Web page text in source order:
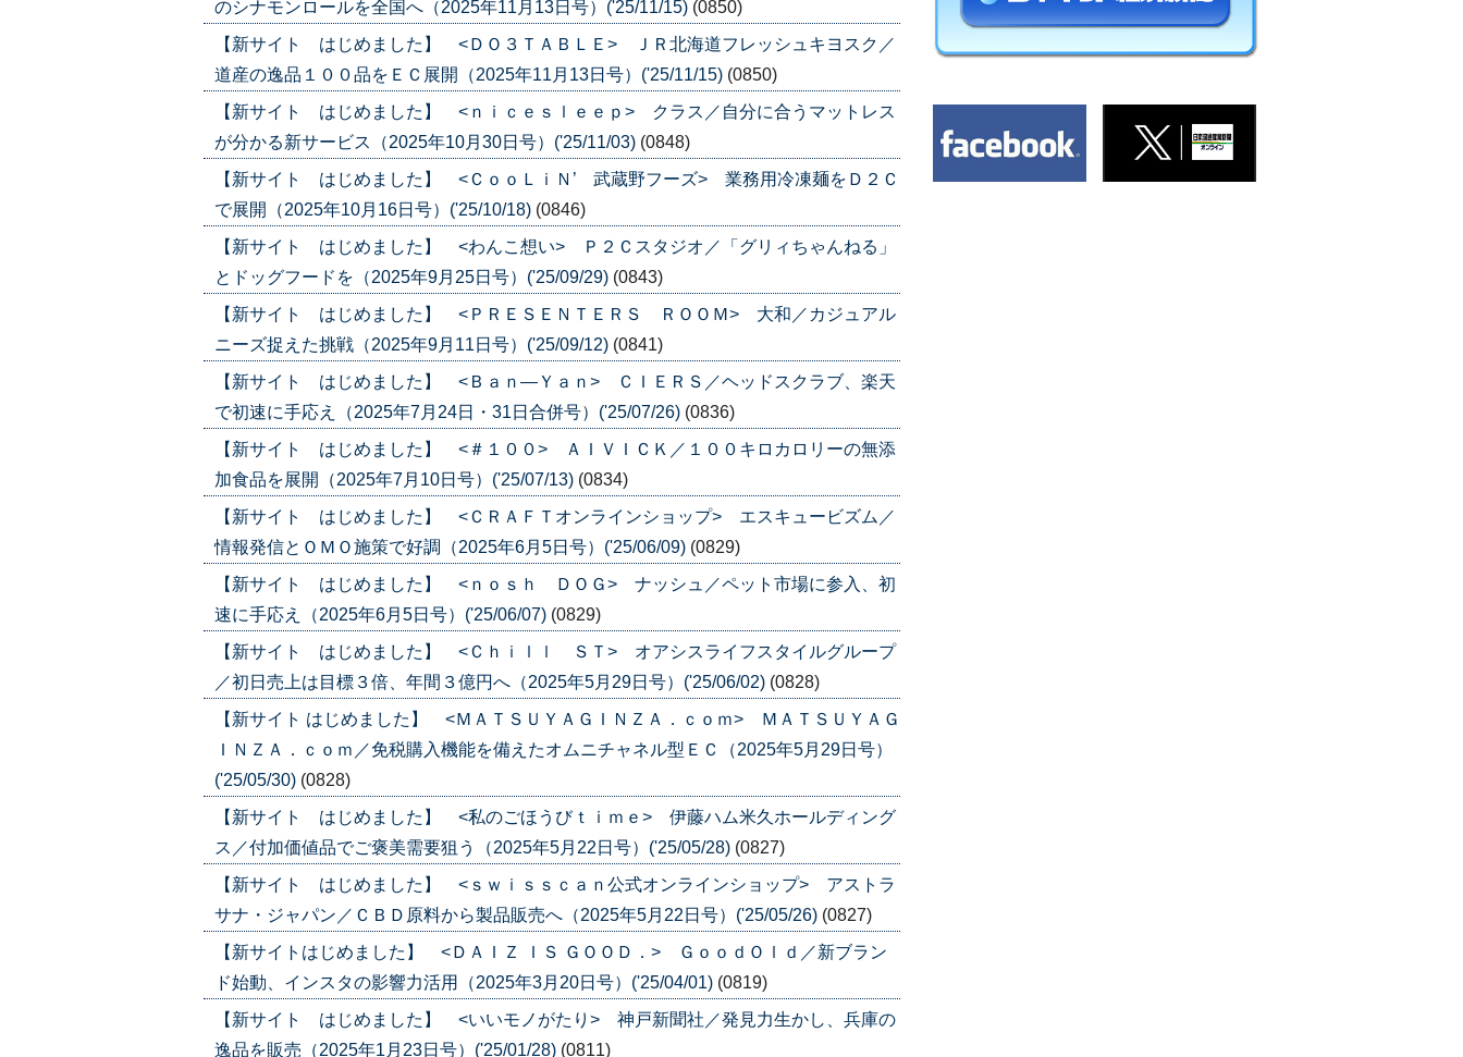
のシナモンロールを全国へ（2025年11月13日号）('25/11/15) (0850)
【新サイト はじめました】 <ＤＯ３ＴＡＢＬＥ> ＪＲ北海道フレッシュキヨスク／
道産の逸品１００品をＥＣ展開（2025年11月13日号）('25/11/15) (0850)
【新サイト はじめました】 <ｎｉｃｅｓｌｅｅｐ> クラス／自分に合うマットレス
が分かる新サービス（2025年10月30日号）('25/11/03) (0848)
【新サイト はじめました】 <ＣｏｏＬｉＮ’ 武蔵野フーズ> 業務用冷凍麺をＤ２Ｃ
で展開（2025年10月16日号）('25/10/18) (0846)
【新サイト はじめました】 <わんこ想い> Ｐ２Ｃスタジオ／「グリィちゃんねる」
とドッグフードを（2025年9月25日号）('25/09/29) (0843)
【新サイト はじめました】 <ＰＲＥＳＥＮＴＥＲＳ ＲＯＯＭ> 大和／カジュアル
ニーズ捉えた挑戦（2025年9月11日号）('25/09/12) (0841)
【新サイト はじめました】 <Ｂａｎ―Ｙａｎ> ＣＩＥＲＳ／ヘッドスクラブ、楽天
で初速に手応え（2025年7月24日・31日合併号）('25/07/26) (0836)
【新サイト はじめました】 <＃１００> ＡＩＶＩＣＫ／１００キロカロリーの無添
加食品を展開（2025年7月10日号）('25/07/13) (0834)
【新サイト はじめました】 <ＣＲＡＦＴオンラインショップ> エスキュービズム／
情報発信とＯＭＯ施策で好調（2025年6月5日号）('25/06/09) (0829)
【新サイト はじめました】 <ｎｏｓｈ ＤＯＧ> ナッシュ／ペット市場に参入、初
速に手応え（2025年6月5日号）('25/06/07) (0829)
【新サイト はじめました】 <Ｃｈｉｌｌ ＳＴ> オアシスライフスタイルグループ
／初日売上は目標３倍、年間３億円へ（2025年5月29日号）('25/06/02) (0828)
【新サイト はじめました】 <ＭＡＴＳＵＹＡＧＩＮＺＡ．ｃｏｍ> ＭＡＴＳＵＹＡＧ
ＩＮＺＡ．ｃｏｍ／免税購入機能を備えたオムニチャネル型ＥＣ（2025年5月29日号）
('25/05/30) (0828)
【新サイト はじめました】 <私のごほうびｔｉｍｅ> 伊藤ハム米久ホールディング
ス／付加価値品でご褒美需要狙う（2025年5月22日号）('25/05/28) (0827)
【新サイト はじめました】 <ｓｗｉｓｓｃａｎ公式オンラインショップ> アストラ
サナ・ジャパン／ＣＢＤ原料から製品販売へ（2025年5月22日号）('25/05/26) (0827)
【新サイトはじめました】 <ＤＡＩＺ ＩＳ ＧＯＯＤ．> ＧｏｏｄＯｌｄ／新ブラン
ド始動、インスタの影響力活用（2025年3月20日号）('25/04/01) (0819)
【新サイト はじめました】 <いいモノがたり> 神戸新聞社／発見力生かし、兵庫の
逸品を販売（2025年1月23日号）('25/01/28) (0811)